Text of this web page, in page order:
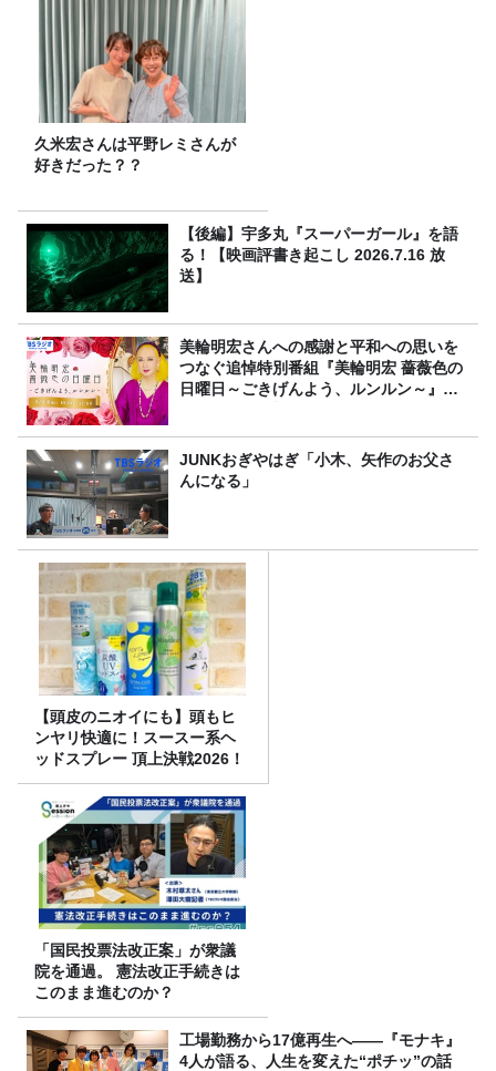
久米宏さんは平野レミさんが
好きだった？？
【後編】宇多丸『スーパーガール』を語
る！【映画評書き起こし 2026.7.16 放
送】
美輪明宏さんへの感謝と平和への思いを
つなぐ追悼特別番組『美輪明宏 薔薇色の
日曜日～ごきげんよう、ルンルン～』
JUNKおぎやはぎ「小木、矢作のお父さ
んになる」
【頭皮のニオイにも】頭もヒ
ンヤリ快適に！スースー系ヘ
ッドスプレー 頂上決戦2026！
「国民投票法改正案」が衆議
院を通過。 憲法改正手続きは
このまま進むのか？
工場勤務から17億再生へ——『モナキ』
4人が語る、人生を変えた“ポチッ”の話